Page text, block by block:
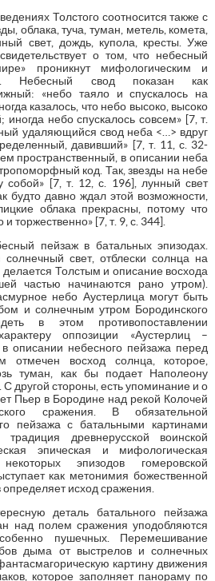
Толстого соотносится также с
облака, туча, туман, метель, комета,
свет, дождь, купола, кресты. Уже
о том, что небесный
проникнут мифологическим и
Небесный свод показан как
«небо таяло и спускалось на
казалось, что небо высоко, высоко
небо спускалось совсем» [7, т.
удаляющийся свод неба <…> вдруг
давивший» [7, т. 11, с. 32-
пространственный, в описании неба
код. Так, звезды на небе
собой» [7, т. 12, с. 196], лунный свет
будто давно ждал этой возможности,
облака прекрасны, потому что
торжественно» [7, т. 9, с. 344].
пейзаж в батальных эпизодах.
солнечный свет, отблески солнца на
Толстым и описание восхода
частью начинаются рано утром).
небо Аустерлица могут быть
и солнечным утром Бородинского
в этом противопоставлении
оппозиции «Аустерлиц –
описании небесного пейзажа перед
отмечен восход солнца, которое,
туман, как бы подает Наполеону
С другой стороны, есть упоминание и о
Пьер в Бородине над рекой Колочей
сражения. В обязательной
пейзажа с батальными картинами
древнерусской воинской
эпическая и мифологическая
эпизодов гомеровской
как метонимия божественной
исход сражения.
деталь батального пейзажа
над полем сражения уподобляются
пушечных. Перемешивание
дыма от выстрелов и солнечных
картину движения
которое заполняет панораму по